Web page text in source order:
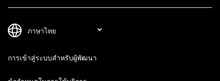
การเข้าสู่ระบบสำหรับผู้พัฒนา